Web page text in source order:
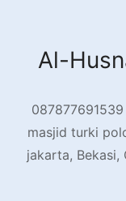
contentAl-
masjid turki
jakarta,